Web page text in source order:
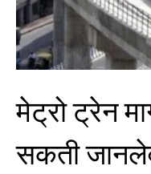
मेट्रो ट्रेन
सकती